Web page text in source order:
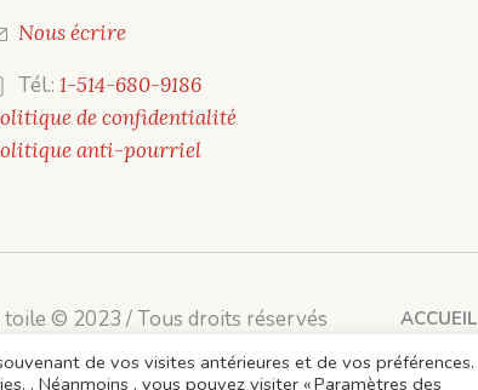
Nous écrire
Tél.:1-514-680-9186
de confidentialité
anti-pourriel
ACCUEIL
© 2023 / Tous droits réservés
de vos visites antérieures et de vos préférences.
. Néanmoins , vous pouvez visiter « Paramètres des